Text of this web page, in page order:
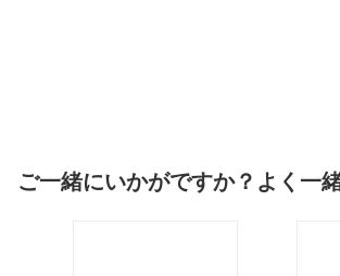
ご一緒にいかがですか？よく一